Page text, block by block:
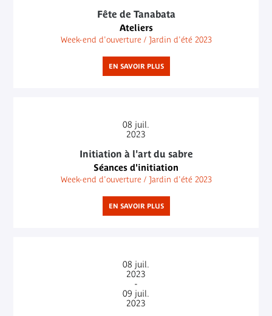
Fête de Tanabata
Ateliers
Week-end d'ouverture / Jardin d'été 2023
EN SAVOIR PLUS
08 juil.
2023
Initiation à l'art du sabre
Séances d'initiation
Week-end d'ouverture / Jardin d'été 2023
EN SAVOIR PLUS
08 juil.
2023
-
09 juil.
2023